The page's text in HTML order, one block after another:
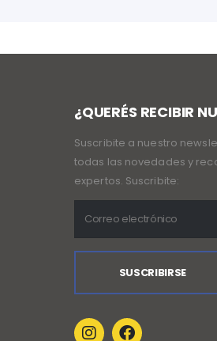
¿QUERÉS RECIBIR
Suscribite a nuestro
todas las novedades y
expertos. Suscribite: